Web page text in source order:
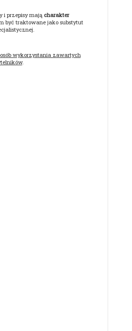
i przepisy mają charakter
być traktowane jako substytut
wykorzystania zawartych
.